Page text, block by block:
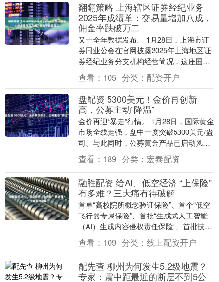
翻翻策略 上海辖区证券经纪业务
2025年成绩单：交易量增加八成，
佣金率跌破万二
又一全年数据发布。 1月28日，上海市证
券同业公会在官网披露2025年上海地区证
券经纪业务分支机构经营简况，这座国际
金融中心的证券分支机构，全年斩获
128.19....
查看： 105 分类： 配资开户
盘配资 5300美元！金价再创新
高，公募主动“降温”
金价再迎“暴走”行情。 1月28日，国际黄金
市场全线走强，盘中一度突破5300美元/盎
司。与此同时，公募黄金产品已启动风控
措施，易方达黄金主题LOF宣布自今日
起....
查看： 189 分类： 宏泰配资
融胜配资 给AI、低空经济 “上保险”
有多难？三大痛有待破解
首单“高校院所概念验证保险”、首个“低空
飞行器专属保险”、首批“生成式人工智能
（AI）生成内容侵权责任保险”、首批技术
研发及中试综合保险......近一年来，不....
查看： 109 分类： 线上配资开户
配先查 柳州为何发生5.2级地震？
专家：震中距最近的断层不到5公